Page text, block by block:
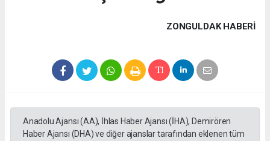
ZONGULDAK HABERİ
Anadolu Ajansı (AA), İhlas Haber Ajansı (İHA), Demirören
Haber Ajansı (DHA) ve diğer ajanslar tarafından eklenen tüm